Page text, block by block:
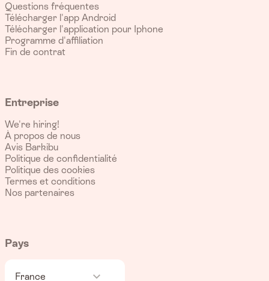
Questions fréquentes
Télécharger l'app Android
Télécharger l'application pour Iphone
Programme d'affiliation
Fin de contrat
Entreprise
We're hiring!
À propos de nous
Avis Barkibu
Politique de confidentialité
Politique des cookies
Termes et conditions
Nos partenaires
Pays
France